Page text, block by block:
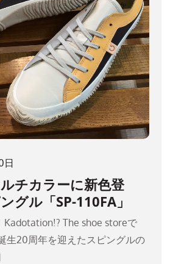
日
チカラーに新色登
グル「SP-110FA」
Kadotation!? The shoe storeで
生20周年を迎えたスピングルの